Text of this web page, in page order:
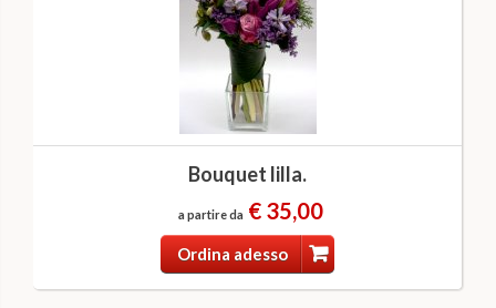
Bouquet lilla.
a partire da € 35,00
Ordina adesso